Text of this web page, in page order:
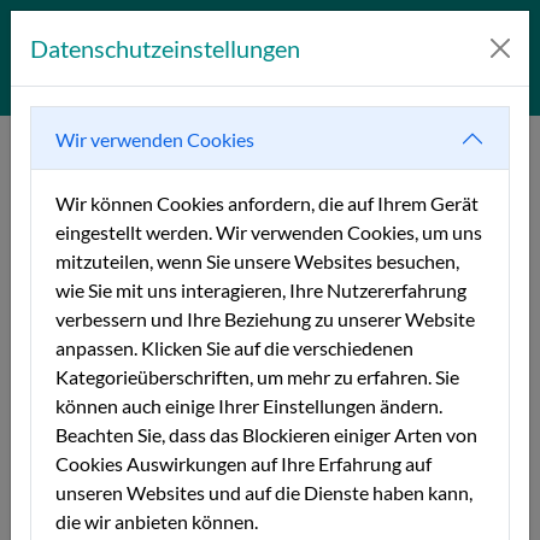
Da schau her!
Die Webseite für den
Kindergarten Kicherkiste …
… ist tatsächlich ein Dauerbrenner bei uns.
Datenschutzeinstellungen
Wir verwenden Cookies
Wir können Cookies anfordern, die auf Ihrem Gerät
eingestellt werden. Wir verwenden Cookies, um uns
mitzuteilen, wenn Sie unsere Websites besuchen,
wie Sie mit uns interagieren, Ihre Nutzererfahrung
verbessern und Ihre Beziehung zu unserer Website
anpassen. Klicken Sie auf die verschiedenen
Kategorieüberschriften, um mehr zu erfahren. Sie
können auch einige Ihrer Einstellungen ändern.
Beachten Sie, dass das Blockieren einiger Arten von
Cookies Auswirkungen auf Ihre Erfahrung auf
unseren Websites und auf die Dienste haben kann,
die wir anbieten können.